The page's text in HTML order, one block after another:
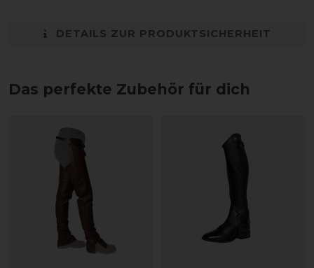
DETAILS ZUR PRODUKTSICHERHEIT
Das perfekte Zubehör für dich